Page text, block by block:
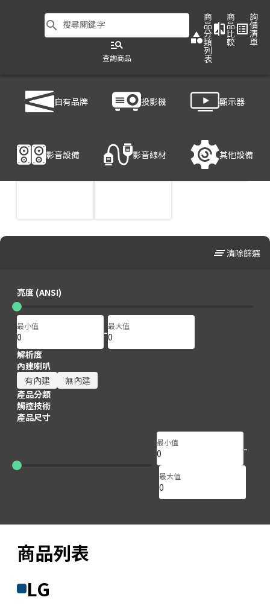
search 搜尋關鍵字
manage_search
查詢商品
category
商
品
分
類
列
表
compare
商
品
比
較
list_alt
詢
價
清
單
自有品牌 投影機 顯示器
影音設備 影音線材 其他設備
大型商用顯示器
clear_all清除篩選
亮度 (ANSI)
150
150
最小值 -最大值
解析度
內建喇叭
有內建
無內建
產品分類
觸控技術
產品尺寸
最小值 -
最大值
商品列表
LG